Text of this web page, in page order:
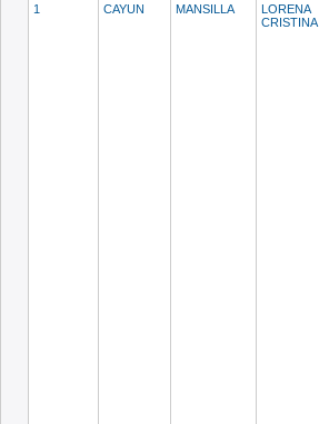
1 CAYUN MANSILLA
LORENA
CRISTINA